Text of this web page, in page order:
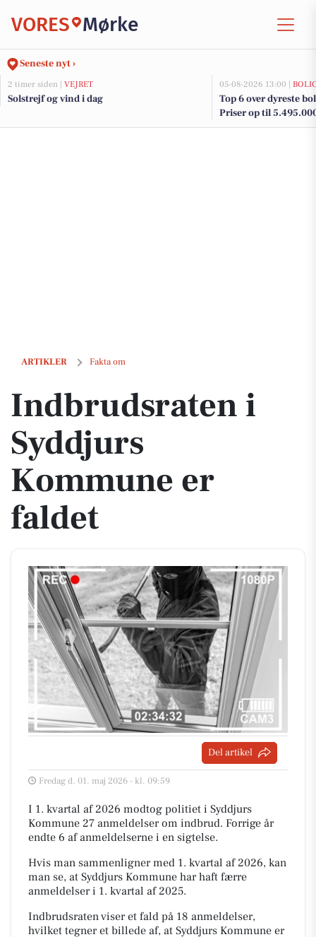
VORES Mørke
Seneste nyt ›
2 timer siden | VEJRET
Solstrejf og vind i dag
05-08-2026 13:00 |
Top 6 over dyreste
Priser op til
ARTIKLER Fakta om
Indbrudsraten i Syddjurs Kommune er faldet
Indbrudsraten i
Syddjurs
Kommune er
faldet
Del artikel
Fredag d. 01. maj 2026 - kl. 09:59
I 1. kvartal af 2026 modtog politiet i Syddjurs
Kommune 27 anmeldelser om indbrud. Forrige år
endte 6 af anmeldelserne i en sigtelse.
Hvis man sammenligner med 1. kvartal af 2026, kan
man se, at Syddjurs Kommune har haft færre
anmeldelser i 1. kvartal af 2025.
Indbrudsraten viser et fald på 18 anmeldelser,
hvilket tegner et billede af, at Syddjurs Kommune er